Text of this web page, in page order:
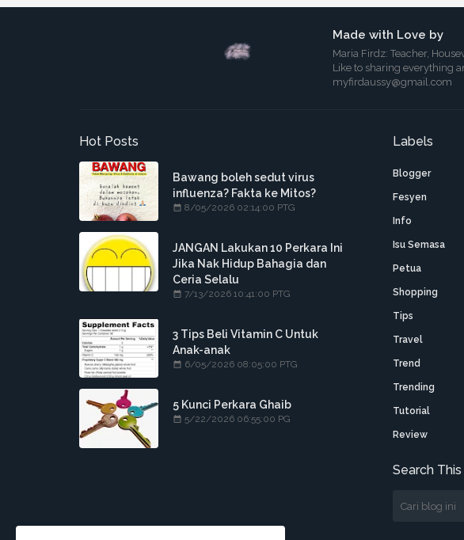
Made with Love by
Maria Firdz: Teacher,
Like to sharing everything
myfirdaussy@gmail.com
Hot Posts
Bawang boleh sedut virus
influenza? Fakta ke Mitos?
8/05/2026 02:14:00 PTG
JANGAN Lakukan 10 Perkara Ini
Jika Nak Hidup Bahagia dan
Ceria Selalu
7/13/2026 10:41:00 PTG
3 Tips Beli Vitamin C Untuk
Anak-anak
6/05/2026 08:05:00 PTG
5 Kunci Perkara Ghaib
5/22/2026 06:55:00 PG
Labels
Blogger
Fesyen
Info
Isu Semasa
Petua
Shopping
Tips
Travel
Trend
Trending
Tutorial
Review
Search